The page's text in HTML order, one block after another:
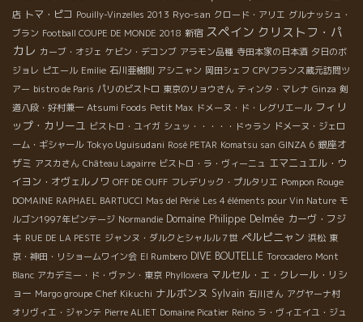
店 トマ・ピコ Pouilly-Vinzelles 2013 Ryo-san クロード・アリエ グルナッシュ・
ブラン Football COUPE DE MONDE 2018 新宿 スペイン クリストフ・パ
カレ カーブ・オジェ ケビン・デコンブ アラモン品種 寺田本家の日本酒 夕日のボ
ジョレ ピエール Emilie 石川亜樹則 アシニャン 岡田シェフ CPVフランス蔵元訪問ツ
アー bistro de Paris パリのビストロ 東京のリョウさん ティンタ・マレナ Ginza 剣
道八段・好村兼一 Atsumi Foods Petit Max ドメーヌ・ド・レグリエール フィリ
ップ・カリーユ ビストロ・ユイガ シュッ・・・・・ドゥラン ドメーヌ・ジェロ
ーム・ギシャール Tokyo Uguisudani Rosé PETAR Komatsu san GINZA 6 銀座オ
ザミ アスカさん Château Lagairre ビストロ・ラ・ヴィーニュ エマニュエル・ウ
イヨン・オヴェルノワ OFF DE OUFF フレデリック・プルタリエ Pompon Rouge
DOMAINE RAPHAEL BARTUCCI Mas del Périé Les 4 éléments pour Vin Nature モ
ルゴン1997年ビンテージ Normandie Domaine Philippe Delmée カーヴ・フジ
キ RUE DE LA PESTE ジャンヌ・ダルクとシャルル７世 ペルピニャン 浜松 東
京・神田・リショームワイン会 El Rumbero DIVE BOUTELLE Torocadero Mont
Blanc アカデミー・ド・ヴァン・東京 Phylloxera マルセル・エ・クレール・リシ
ョー Margo groupe Chef Kikuchi ナルボンヌ Sylvain 石川さん アグヤーナ村
オリヴィエ・ジャンテ Pierre ALIET Domaine Picatier Reino ラ・ヴィエイユ・ジュ